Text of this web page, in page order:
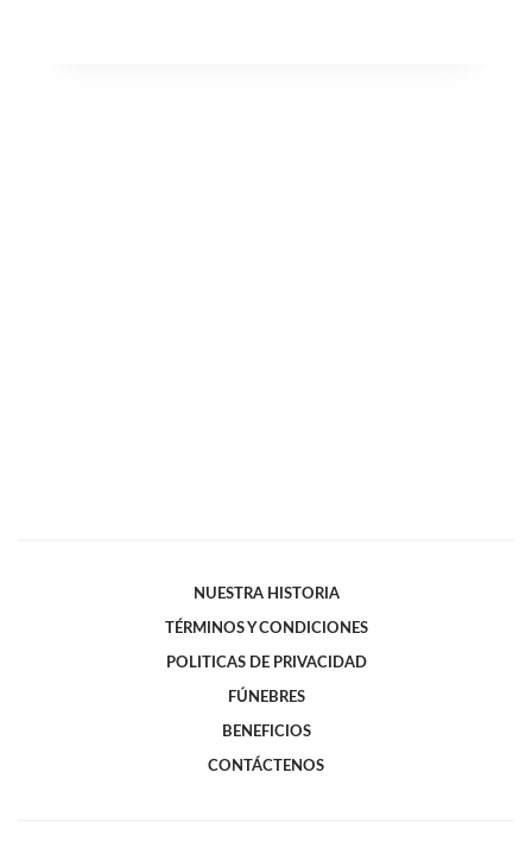
NUESTRA HISTORIA
TÉRMINOS Y CONDICIONES
POLITICAS DE PRIVACIDAD
FÚNEBRES
BENEFICIOS
CONTÁCTENOS